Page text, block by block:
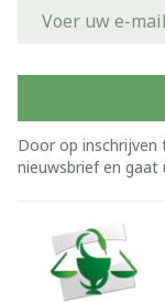
Door op inschrijven
nieuwsbrief en